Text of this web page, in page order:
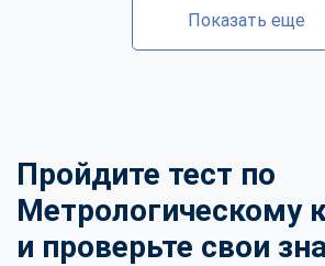
Показать еще
Пройдите тест по
Метрологическому
и проверьте свои